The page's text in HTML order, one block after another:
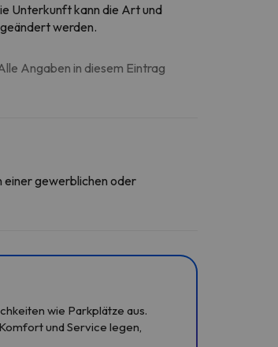
Unterkunft kann die Art und
werden.
Angaben in diesem Eintrag
einer gewerblichen oder
wie Parkplätze aus.
und Service legen,